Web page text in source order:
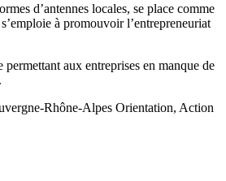
d’antennes locales, se place comme
à promouvoir l’entrepreneuriat
aux entreprises en manque de
Rhône-Alpes Orientation, Action